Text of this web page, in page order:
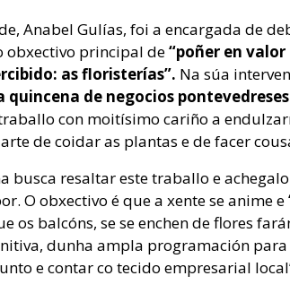
Anabel Gulías, foi a encargada de
obxectivo principal de“poñer en
as floristerías”. Na súa
quincena de negocios pontevedreses
con moitísimo cariño a
de coidar as plantas e de facer
busca resaltar este traballo e
O obxectivo é que a xente se anime e
os balcóns, se se enchen de flores
dunha ampla programación para
e contar co tecido empresarial